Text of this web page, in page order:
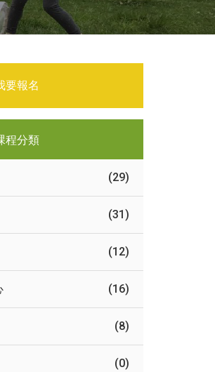
要報名
程分類
(29)
(31)
(12)
(16)
(8)
(0)